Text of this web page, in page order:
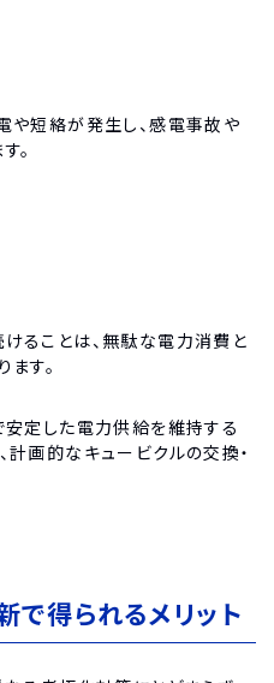
や短絡が発生し、感電事故や
。
ることは、無駄な電力消費と
す。
安定した電力供給を維持する
画的なキュービクルの交換・
で得られるメリット